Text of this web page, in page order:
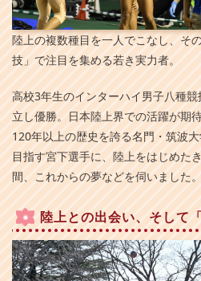
陸上の複数種目を一人でこなし、そ
技」で注目を集める若き実力者。
高校3年生のインターハイ男子八種
立し優勝。日本陸上界での活躍が期
120年以上の歴史を誇る名門・筑波
目指す宮下選手に、陸上をはじめた
間、これからの夢などを伺いました。
陸上との出会い、そして